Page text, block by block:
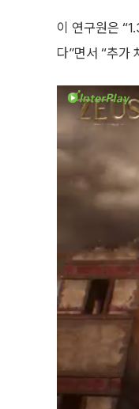
이 연구원은
다”면서 “추가